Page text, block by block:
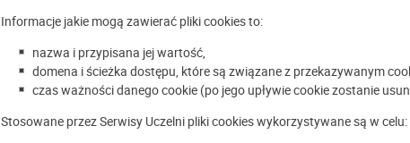
Informacje jakie mogą zawierać pliki cookies to:
nazwa i przypisana jej wartość,
domena i ścieżka dostępu, które są związane z przekazywanym
czas ważności danego cookie (po jego upływie cookie zostanie
Stosowane przez Serwisy Uczelni pliki cookies wykorzystywane są w celu: